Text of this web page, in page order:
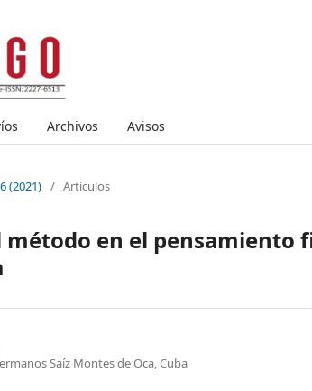
Archivos Avisos
(2021) / Artículos
método en el pensamiento
Saíz Montes de Oca, Cuba